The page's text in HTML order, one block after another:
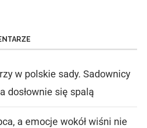
w polskie sady. Sadownicy
dosłownie się spalą
a emocje wokół wiśni nie